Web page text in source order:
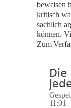
beweisen
kritisch
sachlich
können.
Zum
Die
11:01